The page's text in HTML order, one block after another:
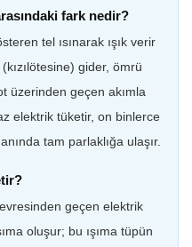
fark nedir?
tel ısınarak ışık verir
gider, ömrü
üzerinden geçen akımla
elektrik tüketir, on binlerce
tam parlaklığa ulaşır.
geçen elektrik
oluşur; bu ışıma tüpün